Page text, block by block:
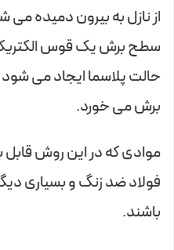
از نازل به بیرون دمیده می
سطح برش یک قوس
حالت پلاسما ایجاد می
برش می خورد.
موادی که در این روش
فولاد ضد زنگ و بسیاری
باشند.